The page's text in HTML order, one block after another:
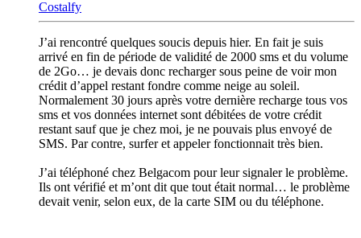
Costalfy
J’ai rencontré quelques soucis depuis hier. En fait je suis
arrivé en fin de période de validité de 2000 sms et du volume
de 2Go… je devais donc recharger sous peine de voir mon
crédit d’appel restant fondre comme neige au soleil.
Normalement 30 jours après votre dernière recharge tous vos
sms et vos données internet sont débitées de votre crédit
restant sauf que je chez moi, je ne pouvais plus envoyé de
SMS. Par contre, surfer et appeler fonctionnait très bien.
J’ai téléphoné chez Belgacom pour leur signaler le problème.
Ils ont vérifié et m’ont dit que tout était normal… le problème
devait venir, selon eux, de la carte SIM ou du téléphone.